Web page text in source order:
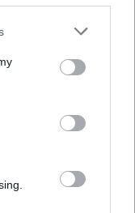
or more Google
You may click to
party tags to
in below Google
e in Gallura